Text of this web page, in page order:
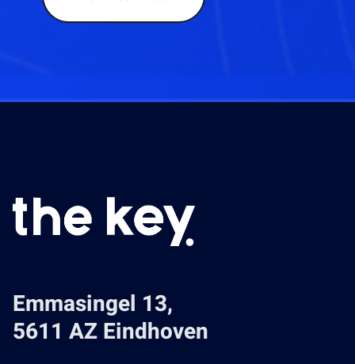
eigenaar aan ons ter hand gestelde gegevens en
aansprakelijkheid voor eventuele schade, direct dan
van een bod c.q. in onderhandeling te treden.
Emmasingel 13,
5611 AZ Eindhoven